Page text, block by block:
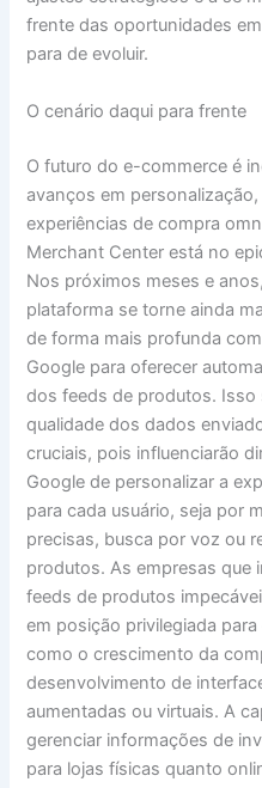
frente das oportunidades
para de evoluir.
O cenário daqui para frente
O futuro do e-commerce é
avanços em
experiências de compra
Merchant Center está no
Nos próximos meses e
plataforma se torne ainda
de forma mais profunda
Google para oferecer
dos feeds de produtos. Isso
qualidade dos dados
cruciais, pois influenciarão
Google de personalizar a
para cada usuário, seja por
precisas, busca por voz ou
produtos. As empresas que
feeds de produtos
em posição privilegiada
como o crescimento da
desenvolvimento de
aumentadas ou virtuais. A
gerenciar informações de
para lojas físicas quanto